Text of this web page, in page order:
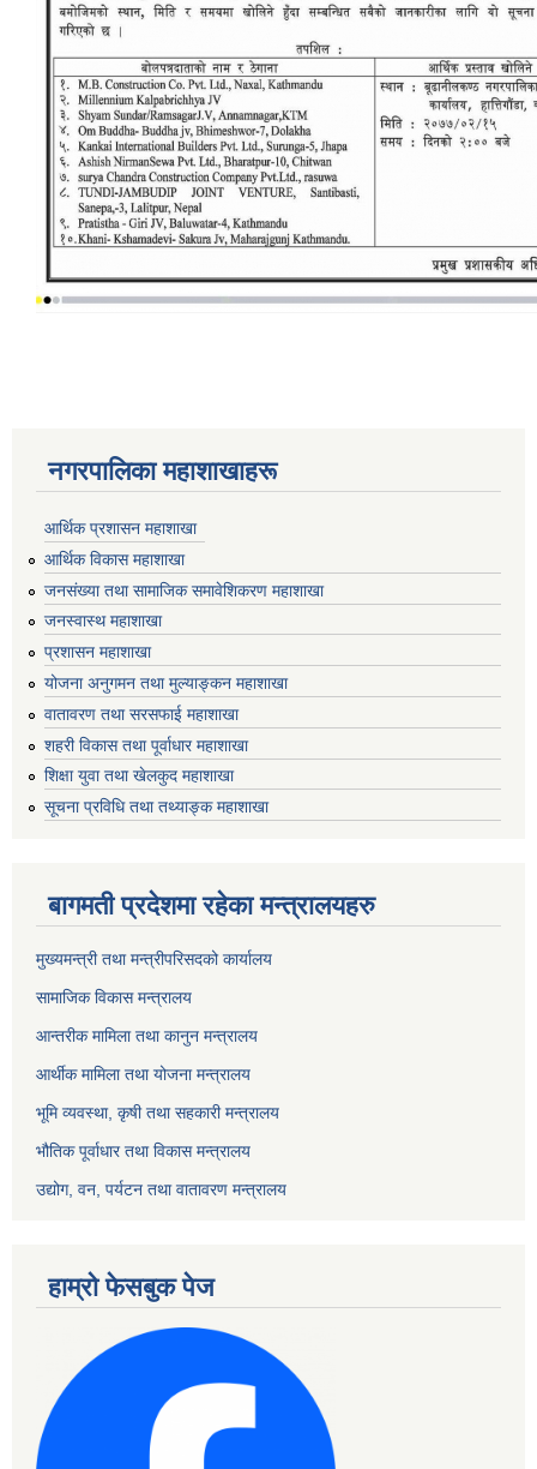
नगरपालिका महाशाखाहरू
आर्थिक प्रशासन महाशाखा
आर्थिक विकास महाशाखा
जनसंख्या तथा सामाजिक समावेशिकरण महाशाखा
जनस्वास्थ महाशाखा
प्रशासन महाशाखा
योजना अनुगमन तथा मुल्याङ्कन महाशाखा
वातावरण तथा सरसफाई महाशाखा
शहरी विकास तथा पूर्वाधार महाशाखा
शिक्षा युवा तथा खेलकुद महाशाखा
सूचना प्रविधि तथा तथ्याङ्क महाशाखा
बागमती प्रदेशमा रहेका मन्त्रालयहरु
मुख्यमन्त्री तथा मन्त्रीपरिसदको कार्यालय
सामाजिक विकास मन्त्रालय
आन्तरीक मामिला तथा कानुन मन्त्रालय
आर्थीक मामिला तथा योजना मन्त्रालय
भूमि व्यवस्था, कृषी तथा सहकारी मन्त्रालय
भौतिक पूर्वाधार तथा विकास मन्त्रालय
उद्योग, वन, पर्यटन तथा वातावरण मन्त्रालय
हाम्रो फेसबुक पेज